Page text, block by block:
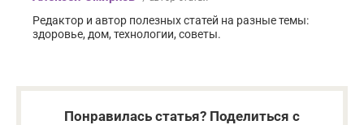
Редактор и автор полезных статей на разные темы:
здоровье, дом, технологии, советы.
Понравилась статья? Поделиться с